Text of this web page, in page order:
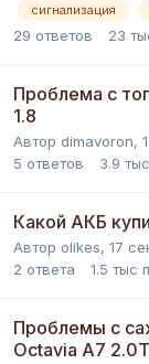
сигнализация
29 ответов 23
Проблема с
1.8
Автор dimavoron,
5 ответов 3.9 тыс
Какой АКБ
Автор olikes, 17
2 ответа 1.5 тыс
Проблемы с
Octavia A7